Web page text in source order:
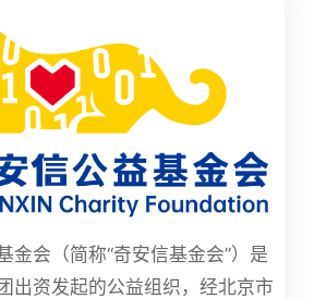
金会（简称“奇安信基金会”）是
出资发起的公益组织，经北京市